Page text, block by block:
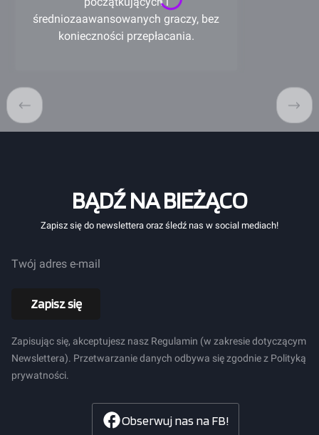
średniozaawansowanych graczy, bez
konieczności przepłacania.
BĄDŹ NA BIEŻĄCO
Zapisz się do newslettera oraz śledź nas w social mediach!
Twój adres e-mail
Zapisz się
Zapisując się, akceptujesz nasz Regulamin (w zakresie dotyczącym
Newslettera). Przetwarzanie danych odbywa się zgodnie z Polityką
prywatności.
Obserwuj nas na FB!